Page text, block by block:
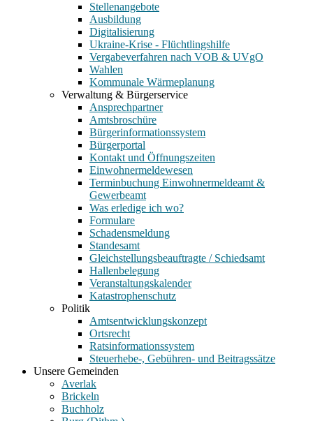
Stellenangebote
Ausbildung
Digitalisierung
Ukraine-Krise - Flüchtlingshilfe
Vergabeverfahren nach VOB & UVgO
Wahlen
Kommunale Wärmeplanung
Verwaltung & Bürgerservice
Ansprechpartner
Amtsbroschüre
Bürgerinformationssystem
Bürgerportal
Kontakt und Öffnungszeiten
Einwohnermeldewesen
Terminbuchung Einwohnermeldeamt &
Gewerbeamt
Was erledige ich wo?
Formulare
Schadensmeldung
Standesamt
Gleichstellungsbeauftragte / Schiedsamt
Hallenbelegung
Veranstaltungskalender
Katastrophenschutz
Politik
Amtsentwicklungskonzept
Ortsrecht
Ratsinformationssystem
Steuerhebe-, Gebühren- und Beitragssätze
Unsere Gemeinden
Averlak
Brickeln
Buchholz